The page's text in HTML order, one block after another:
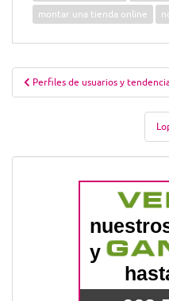
montar una tienda online
Navegación
de
Perfiles de usuarios y